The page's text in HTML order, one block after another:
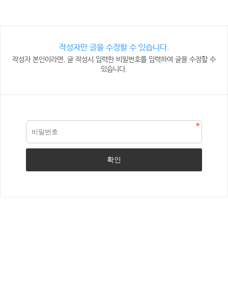
작성자만 글을 수정할 수 있습니다.
작성자 본인이라면, 글 작성시 입력한 비밀번호를 입력하여 글을 수정할 수
있습니다.